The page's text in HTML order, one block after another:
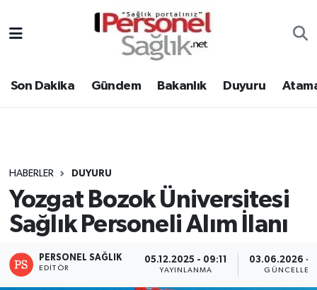
Son Dakika Gündem Bakanlık Duyuru
HABERLER DUYURU
Yozgat Bozok Üniversitesi
Sağlık Personeli Alım İlanı
PERSONEL SAĞLIK
EDITÖR
05.12.2025 - 09:11
YAYINLANMA
03.06.2026 -
Gündem
Atamalar
Mevzuat
Sendika
Nöbetçi Eczaneler
Hava Durumu
Tüm Manşetler
Son Dakika Haberleri
Haber Arşivi